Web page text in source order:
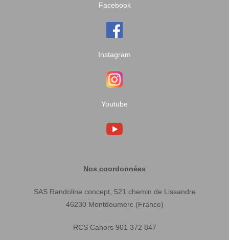
Facebook
Instagram
Youtube
Nos coordonnées
SAS Randoline concept, 521 chemin de Lissandre
46230 Montdoumerc (France)
RCS Cahors 901 372 847